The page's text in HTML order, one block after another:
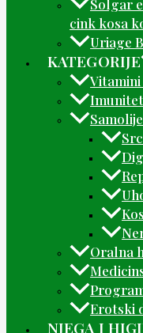
Solgar
cink kosa
Uriage
KATEGORIJE
Imunitet
Oralna
Erotski
NJEGA I